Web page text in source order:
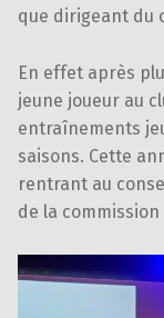
que dirigeant du
En effet après
jeune joueur au
entraînements
saisons. Cette
rentrant au
de la commission